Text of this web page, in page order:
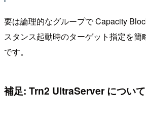
要は論理的なグループで Capacity
スタンス起動時のターゲット指定を簡
です。
補足: Trn2 UltraServer について